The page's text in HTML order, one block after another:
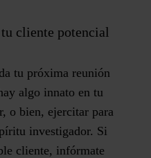
cliente potencial
tu próxima reunión
algo innato en tu
o bien, ejercitar para
investigador. Si
cliente, infórmate